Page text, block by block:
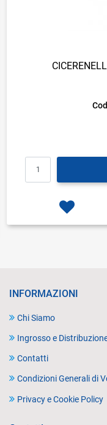
INFORMAZIONI
Chi Siamo
Ingrosso e
Contatti
Condizioni Generali di
Privacy e Cookie Policy